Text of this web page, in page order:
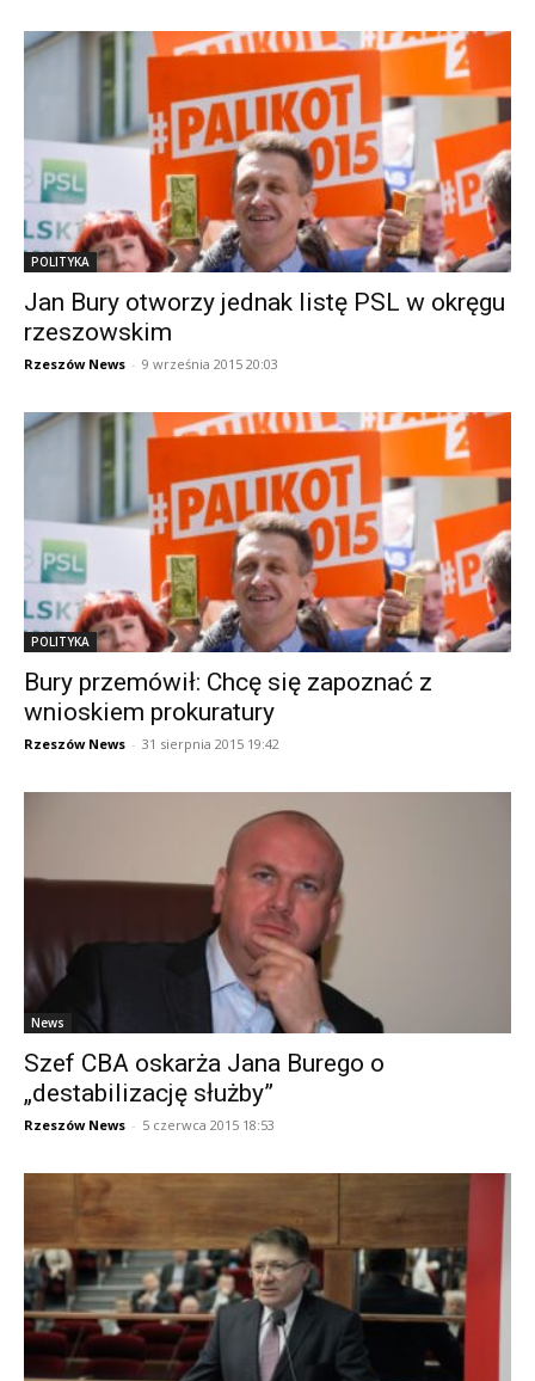
POLITYKA
Jan Bury otworzy jednak listę PSL w okręgu
rzeszowskim
Rzeszów News - 9 września 2015 20:03
POLITYKA
Bury przemówił: Chcę się zapoznać z
wnioskiem prokuratury
Rzeszów News - 31 sierpnia 2015 19:42
News
Szef CBA oskarża Jana Burego o
„destabilizację służby”
Rzeszów News - 5 czerwca 2015 18:53